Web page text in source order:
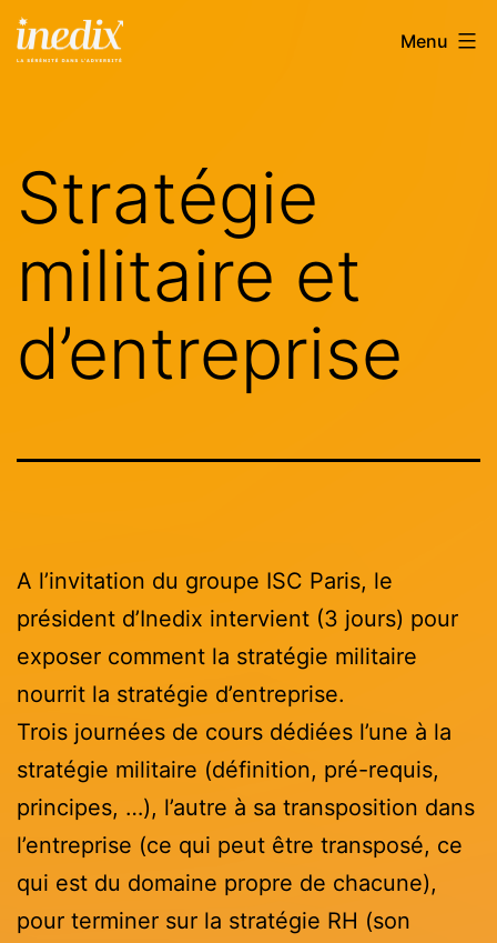
Aller
auINEDIX Menu
Stratégie
militaire et
d’entreprise
A l’invitation du groupe ISC Paris, le
président d’Inedix intervient (3 jours) pour
exposer comment la stratégie militaire
nourrit la stratégie d’entreprise.
Trois journées de cours dédiées l’une à la
stratégie militaire (définition, pré-requis,
principes, …), l’autre à sa transposition dans
l’entreprise (ce qui peut être transposé, ce
qui est du domaine propre de chacune),
pour terminer sur la stratégie RH (son